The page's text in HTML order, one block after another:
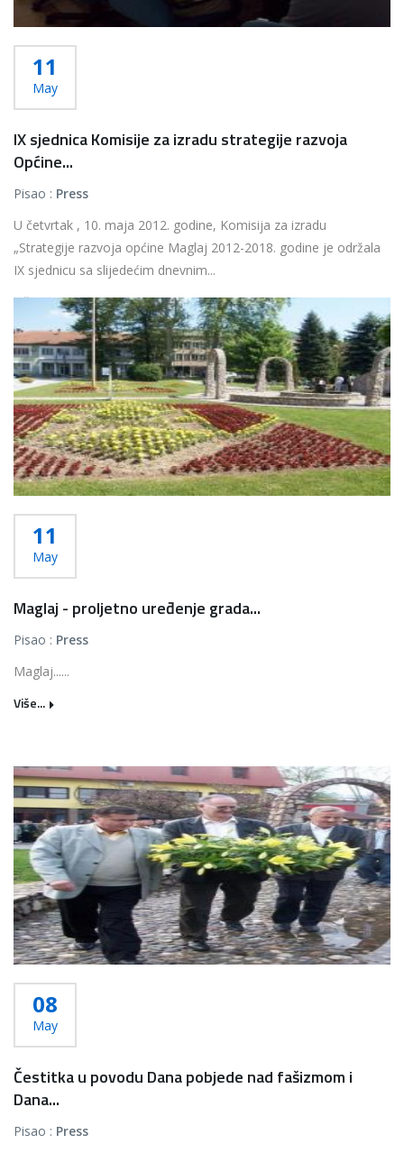
11
May
IX sjednica Komisije za izradu strategije razvoja
Općine...
Pisao : Press
U četvrtak , 10. maja 2012. godine, Komisija za izradu
„Strategije razvoja općine Maglaj 2012-2018. godine je održala
IX sjednicu sa slijedećim dnevnim...
Više...
11
May
Maglaj - proljetno uređenje grada...
Pisao : Press
Maglaj......
Više...
08
May
Čestitka u povodu Dana pobjede nad fašizmom i
Dana...
Pisao : Press